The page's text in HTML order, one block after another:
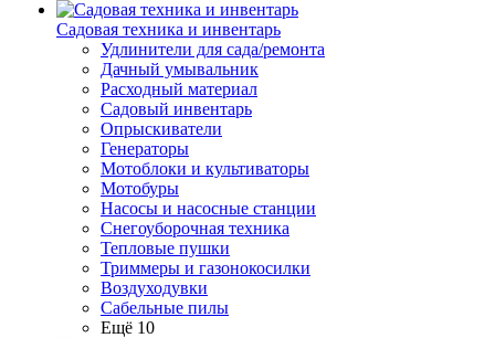
Садовая техника и инвентарь
Удлинители для сада/ремонта
Дачный умывальник
Расходный материал
Садовый инвентарь
Опрыскиватели
Генераторы
Мотоблоки и культиваторы
Мотобуры
Насосы и насосные станции
Снегоуборочная техника
Тепловые пушки
Триммеры и газонокосилки
Воздуходувки
Сабельные пилы
Ещё 10